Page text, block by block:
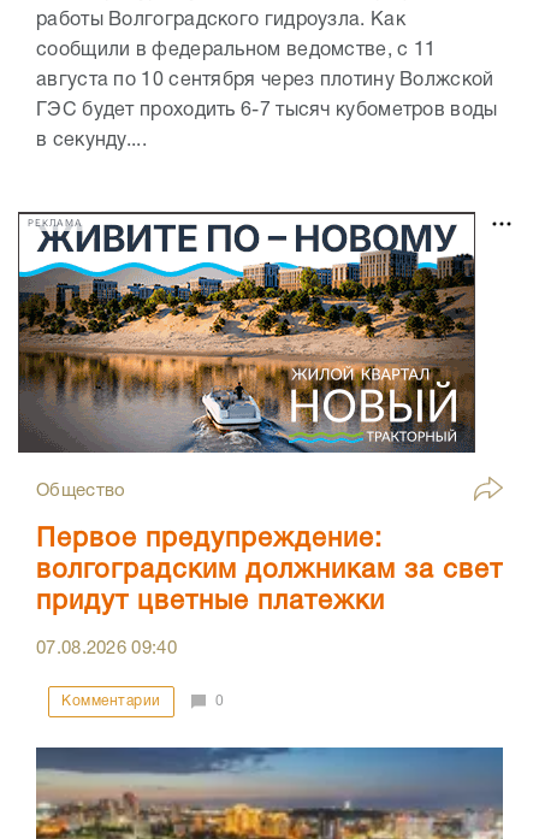
работы Волгоградского гидроузла. Как
сообщили в федеральном ведомстве, с 11
августа по 10 сентября через плотину Волжской
ГЭС будет проходить 6-7 тысяч кубометров воды
в секунду....
РЕКЛАМА
Общество
Первое предупреждение:
волгоградским должникам за свет
придут цветные платежки
07.08.202609:40
Комментарии 0